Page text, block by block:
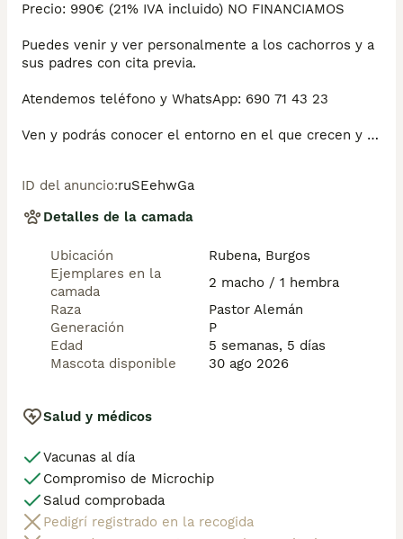
Precio: 990€ (21% IVA incluido) NO FINANCIAMOS
Puedes venir y ver personalmente a los cachorros y a
sus padres con cita previa.
Atendemos teléfono y WhatsApp: 690 71 43 23
Ven y podrás conocer el entorno en el que crecen y
Es importante destacar que nosotros criamos
mascotas para ser animales de compañía, no
imponemos los cánones más estrictos en lo que a
condiciones sanitarias y calidad se refiere. Nuestra
prioridad es ofrecer cachorros sanos y socializados.
También nos gusta poner en valor el tipo de
crecimiento y los cuidados que tienen en nuestro
Centro y el entorno en el que viven tanto ellos como
sus padres.
Se entregan con:
- Pasaporte
- Vacunas y desparasitaciones pertinentes a su edad.
- Socialización con la manada del Centro, con
personas y con otros animales.
- Revisiones periódicas veterinarias hasta el momento
ID del anuncio:ruSEehwGa
Detalles de la camada
Ubicación
Rubena, Burgos
Ejemplares en la
camada
2 macho / 1 hembra
Raza
Pastor Alemán
Generación
P
Edad
5 semanas, 5 días
Mascota disponible
30 ago 2026
Salud y médicos
Vacunas al día
Compromiso de Microchip
Salud comprobada
Pedigrí registrado en la recogida